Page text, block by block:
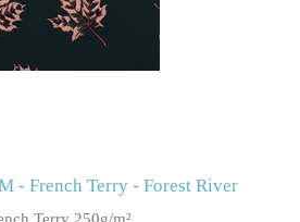
- French Terry - Forest River